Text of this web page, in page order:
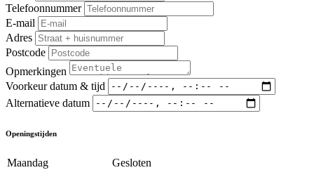
Telefoonnummer
E-mail
Adres
Postcode
Opmerkingen
Voorkeur datum & tijd
Alternatieve datum
Openingstijden
Maandag
Gesloten